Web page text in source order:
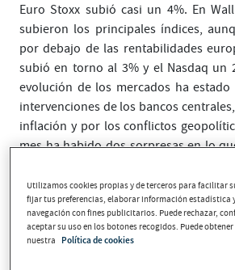
Euro Stoxx subió casi un 4%. En
subieron los principales índices,
por debajo de las rentabilidades
subió en torno al 3% y el Nasdaq un
evolución de los mercados ha
intervenciones de los bancos
inflación y por los conflictos
mes ha habido dos sorpresas en lo
la
Banco Central de Japón (BoJ),
positivo por primera vez desde hace
fue elBanco Central de Suiza, que
primero de los grandes bancos
Utilizamos cookies propias y de terceros para facilitar
fijar tus preferencias, elaborar información estadística
navegación con fines publicitarios. Puede rechazar,
aceptar su uso en los botones recogidos. Puede
nuestra
Política de cookies